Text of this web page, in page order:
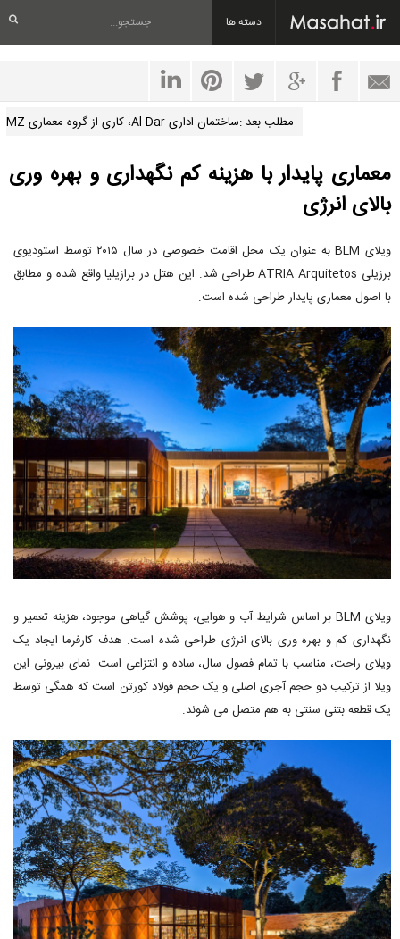
دسته ها
مطلب بعد :ساختمان اداری Al Dar، کاری از گروه معماری MZ
معماری پایدار با هزینه کم نگهداری و بهره وری
بالای انرژی
ویلای BLM به عنوان یک محل اقامت خصوصی در سال ۲۰۱۵ توسط استودیوی
برزیلی ATRIA Arquitetos طراحی شد. این هتل در برازیلیا واقع شده و مطابق
با اصول معماری پایدار طراحی شده است.
ویلای BLM بر اساس شرایط آب و هوایی، پوشش گیاهی موجود، هزینه تعمیر و
نگهداری کم و بهره وری بالای انرژی طراحی شده است. هدف کارفرما ایجاد یک
ویلای راحت، مناسب با تمام فصول سال، ساده و انتزاعی است. نمای بیرونی این
ویلا از ترکیب دو حجم آجری اصلی و یک حجم فولاد کورتن است که همگی توسط
یک قطعه بتنی سنتی به هم متصل می شوند.